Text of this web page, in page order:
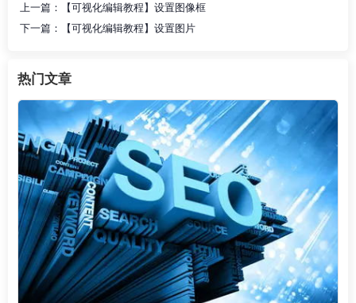
上一篇：
【可视化编辑教程】设置图像框
下一篇：
【可视化编辑教程】设置图片
热门文章